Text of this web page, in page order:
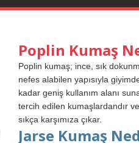
Poplin Kumaş
Poplin kumaş; ince, sık
nefes alabilen yapısıyla
kadar geniş kullanım alanı
tercih edilen kumaşlardandır
sıkça karşımıza çıkar.
Jarse Kumaş